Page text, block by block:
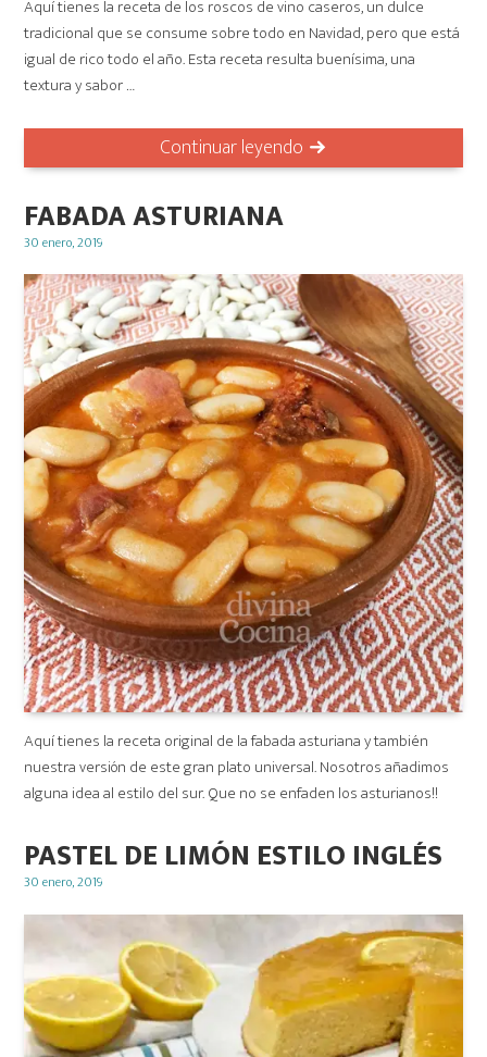
Aquí tienes la receta de los roscos de vino caseros, un dulce
tradicional que se consume sobre todo en Navidad, pero que está
igual de rico todo el año. Esta receta resulta buenísima, una
textura y sabor …
Continuar leyendo
FABADA ASTURIANA
Posted
30 enero, 2019
Aquí tienes la receta original de la fabada asturiana y también
nuestra versión de este gran plato universal. Nosotros añadimos
alguna idea al estilo del sur. Que no se enfaden los asturianos!!
PASTEL DE LIMÓN ESTILO INGLÉS
Posted
30 enero, 2019